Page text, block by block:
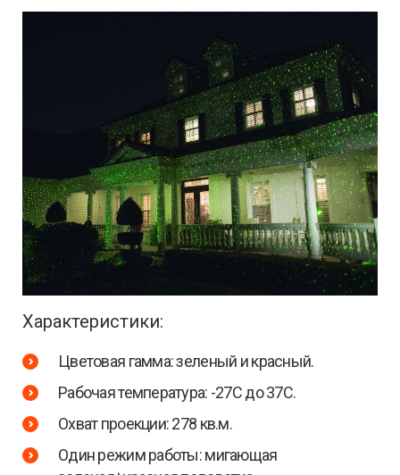
Характеристики:
Цветовая гамма: зеленый и красный.
Рабочая температура: -27С до 37С.
Охват проекции: 278 кв.м.
Один режим работы: мигающая